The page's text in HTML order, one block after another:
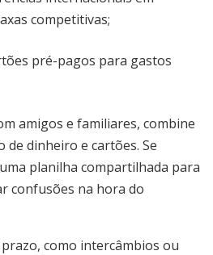
competitivas;
pré-pagos para gastos
amigos e familiares, combine
de dinheiro e cartões. Se
planilha compartilhada para
confusões na hora do
como intercâmbios ou